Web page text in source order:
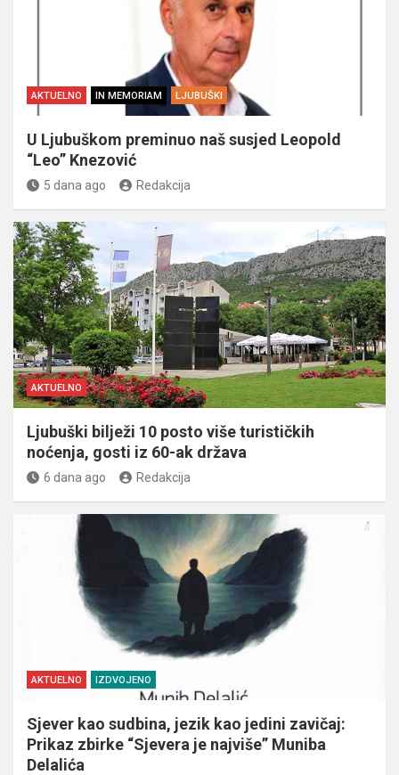
AKTUELNO IN MEMORIAM LJUBUŠKI
U Ljubuškom preminuo naš susjed Leopold
“Leo” Knezović
5 dana ago Redakcija
AKTUELNO
Ljubuški bilježi 10 posto više turističkih
noćenja, gosti iz 60-ak država
6 dana ago Redakcija
AKTUELNO IZDVOJENO
Sjever kao sudbina, jezik kao jedini zavičaj:
Prikaz zbirke “Sjevera je najviše” Muniba
Delalića